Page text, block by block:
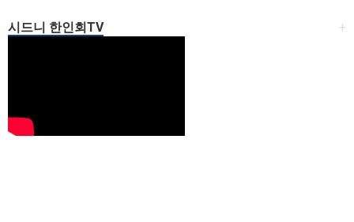
+
시드니 한인회TV